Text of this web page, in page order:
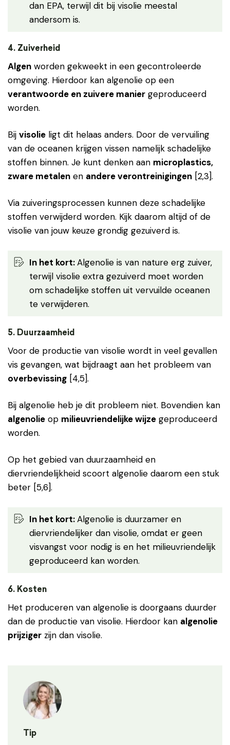
dan EPA, terwijl dit bij visolie meestal
andersom is.
4. Zuiverheid
Algen worden gekweekt in een gecontroleerde
omgeving. Hierdoor kan algenolie op een
verantwoorde en zuivere manier geproduceerd
worden.
Bij visolie ligt dit helaas anders. Door de vervuiling
van de oceanen krijgen vissen namelijk schadelijke
stoffen binnen. Je kunt denken aan microplastics,
zware metalen en andere verontreinigingen [2,3].
Via zuiveringsprocessen kunnen deze schadelijke
stoffen verwijderd worden. Kijk daarom altijd of de
visolie van jouw keuze grondig gezuiverd is.
In het kort:Algenolie is van nature erg zuiver,
terwijl visolie extra gezuiverd moet worden
om schadelijke stoffen uit vervuilde oceanen
te verwijderen.
5. Duurzaamheid
Voor de productie van visolie wordt in veel gevallen
vis gevangen, wat bijdraagt aan het probleem van
overbevissing [4,5].
Bij algenolie heb je dit probleem niet. Bovendien kan
algenolie op milieuvriendelijke wijze geproduceerd
worden.
Op het gebied van duurzaamheid en
diervriendelijkheid scoort algenolie daarom een stuk
beter [5,6].
In het kort:Algenolie is duurzamer en
diervriendelijker dan visolie, omdat er geen
visvangst voor nodig is en het milieuvriendelijk
geproduceerd kan worden.
6. Kosten
Het produceren van algenolie is doorgaans duurder
dan de productie van visolie. Hierdoor kan algenolie
prijziger zijn dan visolie.
Tip